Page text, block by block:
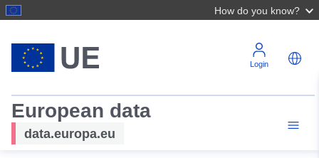
How do you know?
Login
European data
data.europa.eu